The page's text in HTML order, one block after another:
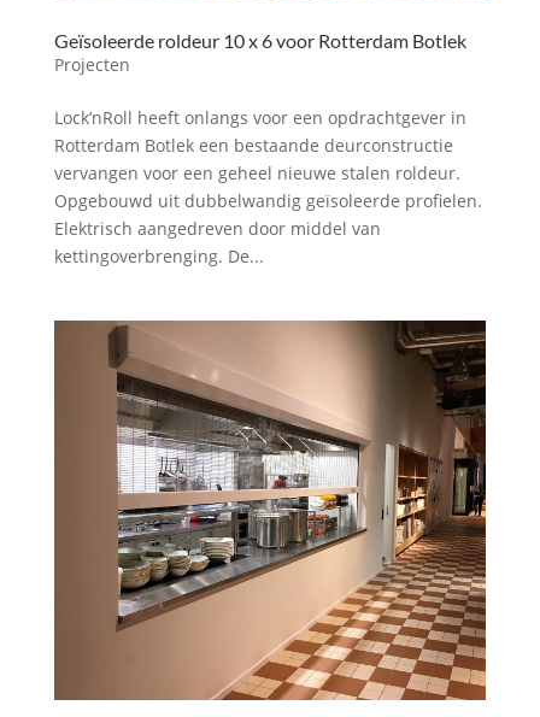
Geïsoleerde roldeur 10 x 6 voor Rotterdam Botlek
Projecten
Lock’nRoll heeft onlangs voor een opdrachtgever in
Rotterdam Botlek een bestaande deurconstructie
vervangen voor een geheel nieuwe stalen roldeur.
Opgebouwd uit dubbelwandig geïsoleerde profielen.
Elektrisch aangedreven door middel van
kettingoverbrenging. De...